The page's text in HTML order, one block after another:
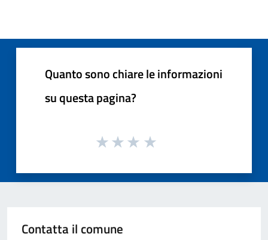
Quanto sono chiare le informazioni
su questa pagina?
Contatta il comune